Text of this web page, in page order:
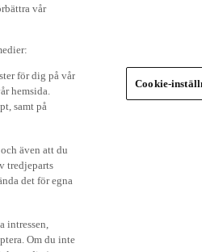
vår
för dig på vår
hemsida.
samt på
även att du
tredjeparts
det för egna
intressen,
Om du inte
Cookie-